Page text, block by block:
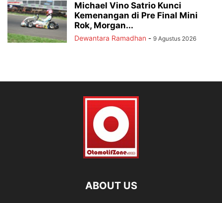
Michael Vino Satrio Kunci
Kemenangan di Pre Final Mini
Rok, Morgan...
Dewantara Ramadhan - 9 Agustus 2026
ABOUT US